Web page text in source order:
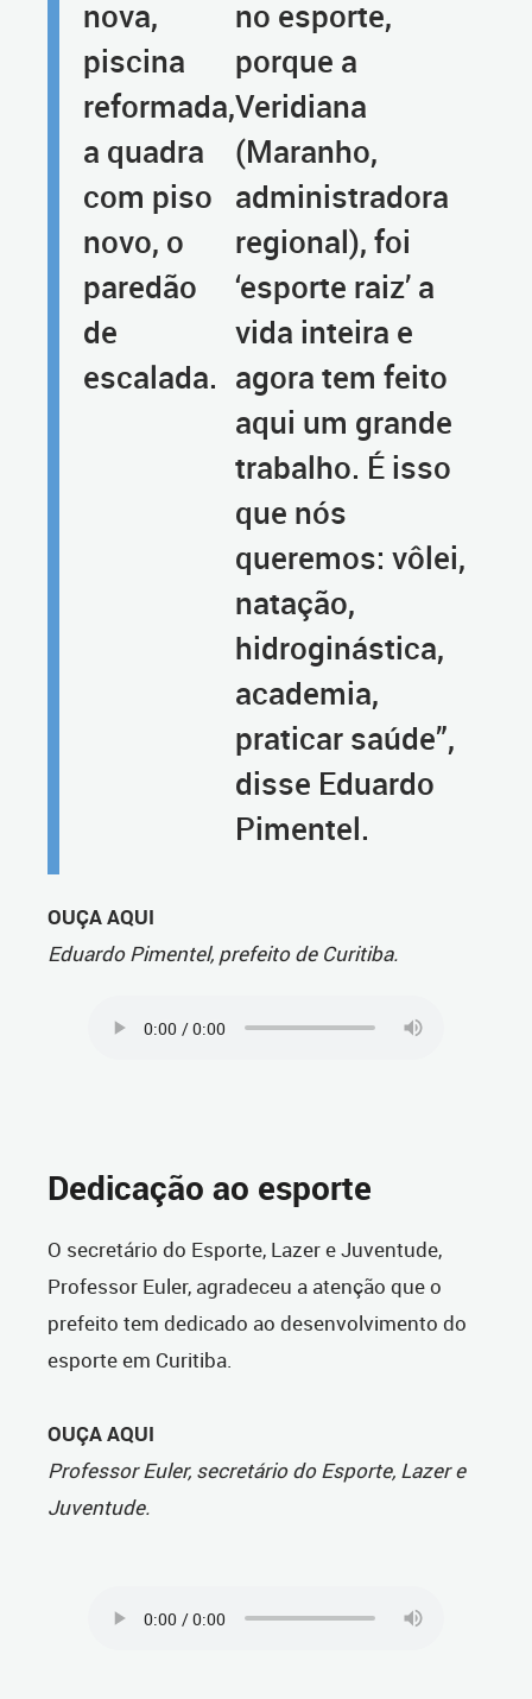
nova,
piscina
reformada,
a quadra
com piso
novo, o
paredão
de
escalada.
no esporte,
porque a
Veridiana
(Maranho,
administradora
regional), foi
‘esporte raiz’ a
vida inteira e
agora tem feito
aqui um grande
trabalho. É isso
que nós
queremos: vôlei,
natação,
hidroginástica,
academia,
praticar saúde”,
disse Eduardo
Pimentel.
OUÇA AQUI
Eduardo Pimentel, prefeito de Curitiba.
Dedicação ao esporte
O secretário do Esporte, Lazer e Juventude,
Professor Euler, agradeceu a atenção que o
prefeito tem dedicado ao desenvolvimento do
esporte em Curitiba.
OUÇA AQUI
Professor Euler, secretário do Esporte, Lazer e
Juventude.